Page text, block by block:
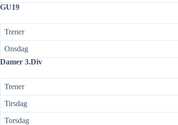
GU19
Trener
Onsdag
Damer 3.Div
Trener
Tirsdag
Torsdag